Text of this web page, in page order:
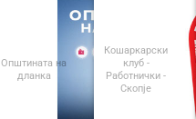
Општината на
дланка
Кошаркарски
клуб -
Работнички -
Скопје